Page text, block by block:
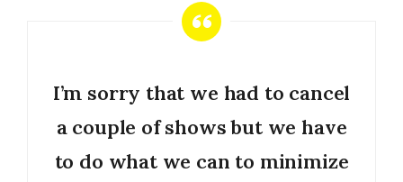
I’m sorry that we had to cancel
a couple of shows but we have
to do what we can to minimize